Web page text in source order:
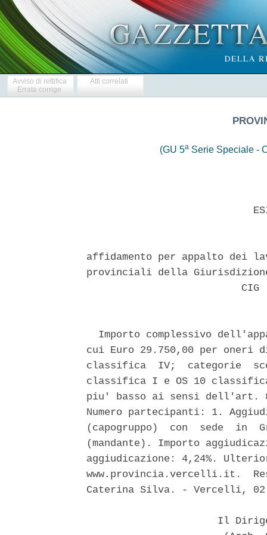
Avviso di rettifica
Errata corrige
Atti correlati
(GU 5a Serie Speciale -
affidamento per appalto dei
provinciali della Giurisdizione
Importo complessivo
cui Euro 29.750,00 per oneri
classifica  IV;  categorie
classifica I e OS 10
piu' basso ai sensi dell'art.
Numero partecipanti: 1.
(capogruppo)  con  sede  in
(mandante). Importo
aggiudicazione: 4,24%.
www.provincia.vercelli.it.
Caterina Silva. - Vercelli, 02
Il